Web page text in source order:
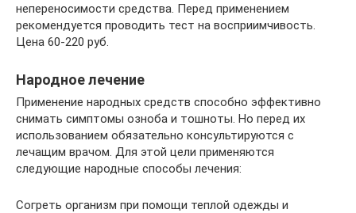
непереносимости средства. Перед применением
рекомендуется проводить тест на восприимчивость.
Цена 60-220 руб.
Народное лечение
Применение народных средств способно эффективно
снимать симптомы озноба и тошноты. Но перед их
использованием обязательно консультируются с
лечащим врачом. Для этой цели применяются
следующие народные способы лечения:
Согреть организм при помощи теплой одежды и